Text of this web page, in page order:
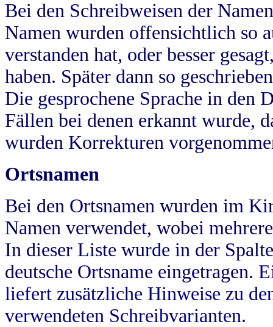
Bei den Schreibweisen der
Namen wurden offensichtlich so
verstanden hat, oder besser
haben. Später dann so
Die gesprochene Sprache in
Fällen bei denen erkannt wurde,
wurden Korrekturen
Ortsnamen
Bei den Ortsnamen wurden im
Namen verwendet, wobei
In dieser Liste wurde in der
deutsche Ortsname eingetragen.
liefert zusätzliche Hinweise zu
verwendeten Schreibvarianten.